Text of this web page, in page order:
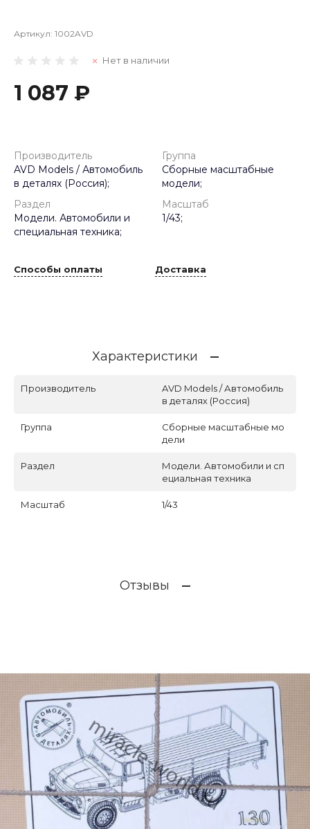
Артикул: 1002AVD
Нет в наличии
1 087 ₽
Производитель
AVD Models / Автомобиль
в деталях (Россия);
Группа
Сборные масштабные
модели;
Раздел
Модели. Автомобили и
специальная техника;
Масштаб
1/43;
Способы оплаты Доставка
Характеристики
Производитель
AVD Models / Автомобиль
в деталях (Россия)
Группа
Сборные масштабные мо
дели
Раздел
Модели. Автомобили и сп
ециальная техника
Масштаб 1/43
Отзывы